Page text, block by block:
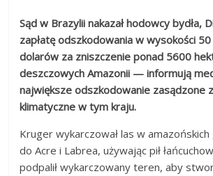
Sąd w Brazylii nakazał hodowcy bydła,
zapłatę odszkodowania w wysokości
dolarów za zniszczenie ponad 5600
deszczowych Amazonii — informują
największe odszkodowanie zasądzone
klimatyczne w tym kraju.
Kruger wykarczował las w amazońskich
do Acre i Labrea, używając pił
podpalił wykarczowany teren, aby